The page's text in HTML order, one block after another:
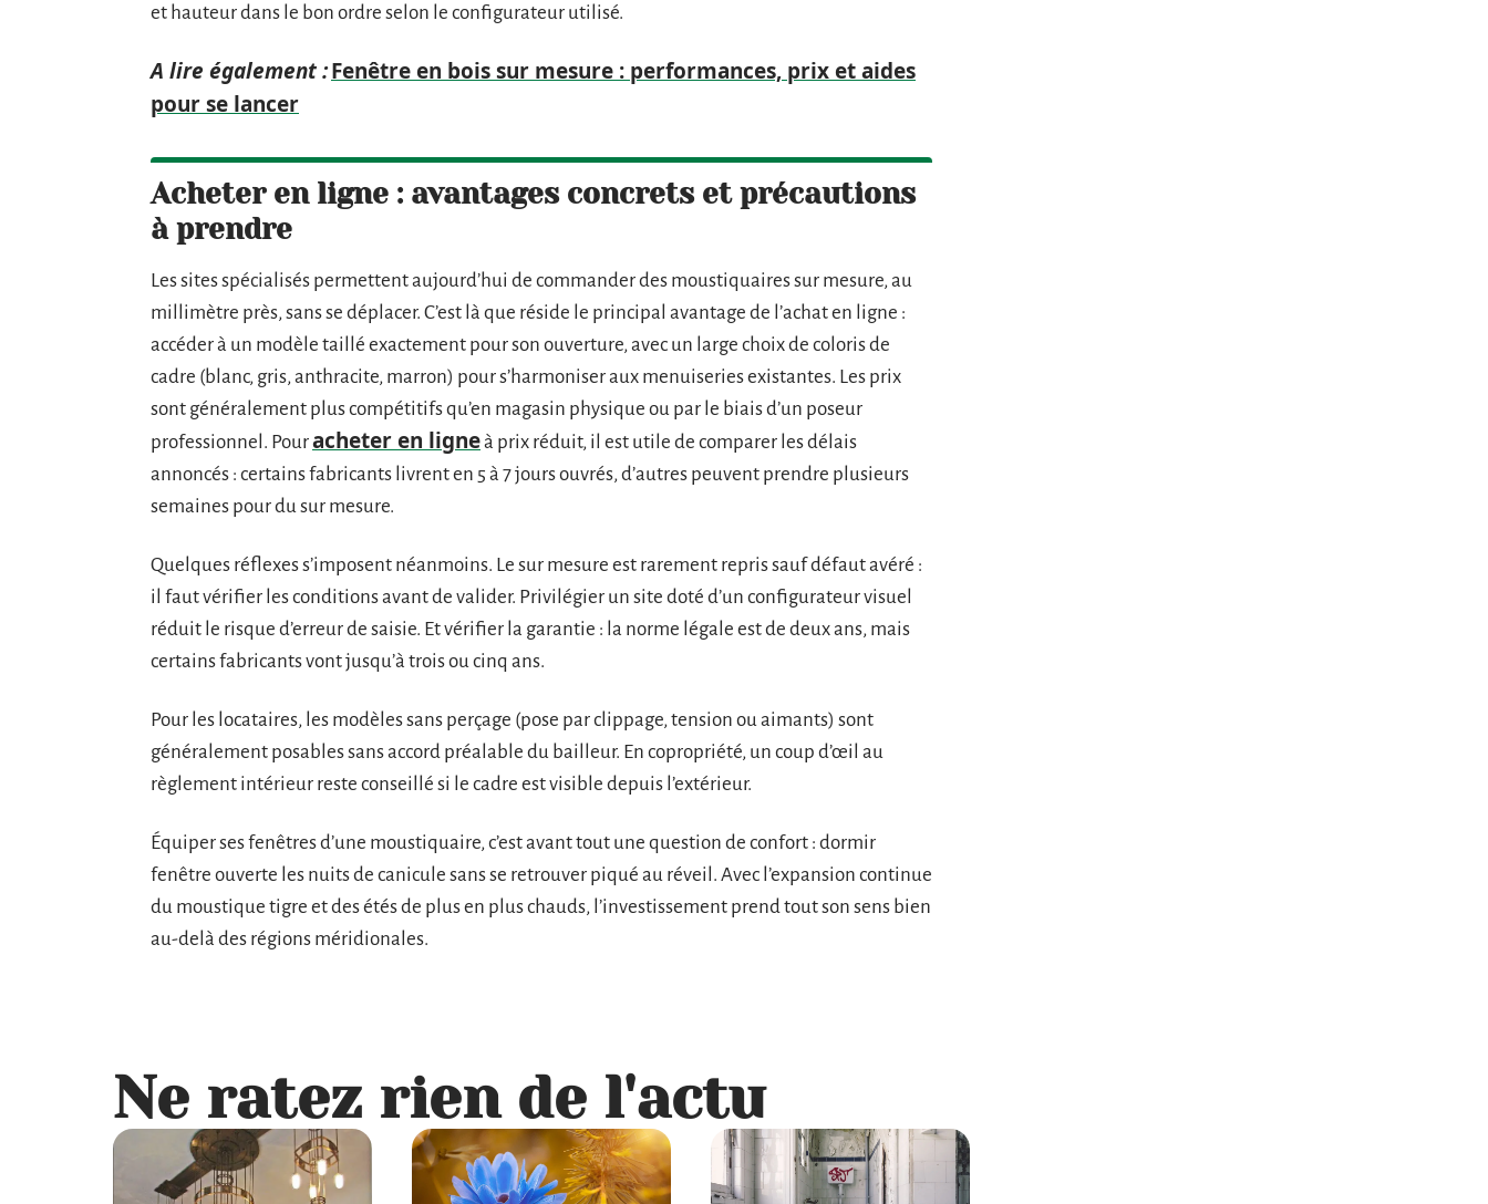
et hauteur dans le bon ordre selon le configurateur utilisé.
A lire également :Fenêtre en bois sur mesure : performances, prix et aides
pour se lancer
Acheter en ligne : avantages concrets et précautions
à prendre
Les sites spécialisés permettent aujourd’hui de commander des moustiquaires sur mesure, au
millimètre près, sans se déplacer. C’est là que réside le principal avantage de l’achat en ligne :
accéder à un modèle taillé exactement pour son ouverture, avec un large choix de coloris de
cadre (blanc, gris, anthracite, marron) pour s’harmoniser aux menuiseries existantes. Les prix
sont généralement plus compétitifs qu’en magasin physique ou par le biais d’un poseur
professionnel. Pouracheter en ligneà prix réduit, il est utile de comparer les délais
annoncés : certains fabricants livrent en 5 à 7 jours ouvrés, d’autres peuvent prendre plusieurs
semaines pour du sur mesure.
Quelques réflexes s’imposent néanmoins. Le sur mesure est rarement repris sauf défaut avéré :
il faut vérifier les conditions avant de valider. Privilégier un site doté d’un configurateur visuel
réduit le risque d’erreur de saisie. Et vérifier la garantie : la norme légale est de deux ans, mais
certains fabricants vont jusqu’à trois ou cinq ans.
Pour les locataires, les modèles sans perçage (pose par clippage, tension ou aimants) sont
généralement posables sans accord préalable du bailleur. En copropriété, un coup d’œil au
règlement intérieur reste conseillé si le cadre est visible depuis l’extérieur.
Équiper ses fenêtres d’une moustiquaire, c’est avant tout une question de confort : dormir
fenêtre ouverte les nuits de canicule sans se retrouver piqué au réveil. Avec l’expansion continue
du moustique tigre et des étés de plus en plus chauds, l’investissement prend tout son sens bien
au-delà des régions méridionales.
Ne ratez rien de l'actu